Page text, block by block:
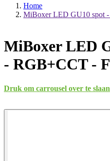
Home
MiBoxer LED GU10 spot
MiBoxer LED
- RGB+CCT -
Druk om carrousel over te slaan